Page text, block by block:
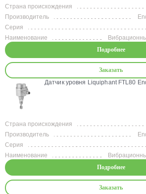
Страна происхождения
Производитель
Серия
Наименование
Подробнее
Заказать
Датчик уровня Liquiphant FTL80
Страна происхождения
Производитель
Серия
Наименование
Подробнее
Заказать